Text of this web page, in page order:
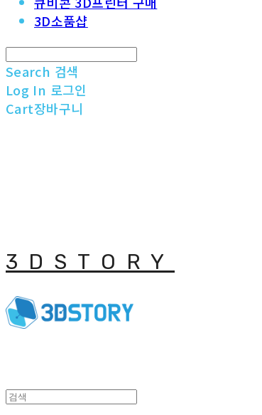
3D소품샵
Search 검색
Log In 로그인
Cart장바구니
3DSTORY